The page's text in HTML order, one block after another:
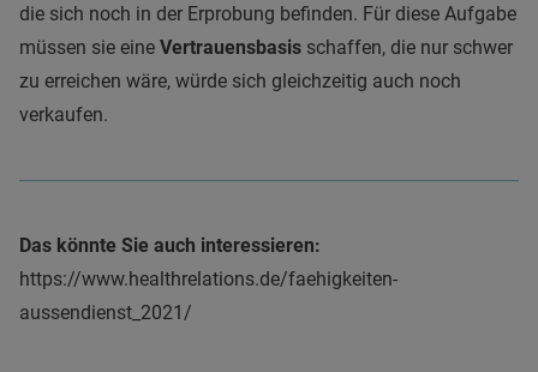
die sich noch in der Erprobung befinden. Für diese Aufgabe
müssen sie eine Vertrauensbasis schaffen, die nur schwer
zu erreichen wäre, würde sich gleichzeitig auch noch
verkaufen.
Das könnte Sie auch interessieren:
https://www.healthrelations.de/faehigkeiten-
aussendienst_2021/